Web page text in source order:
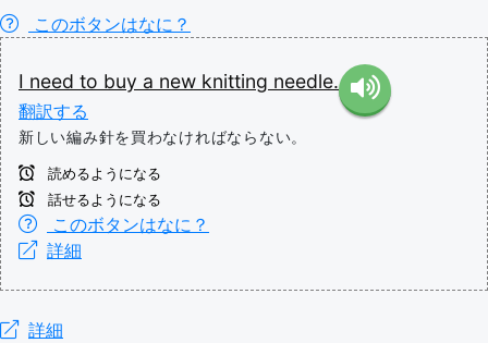
このボタンはなに？
I need to buy a new knitting needle.
翻訳する
新しい編み針を買わなければならない。
読めるようになる
話せるようになる
このボタンはなに？
詳細
詳細